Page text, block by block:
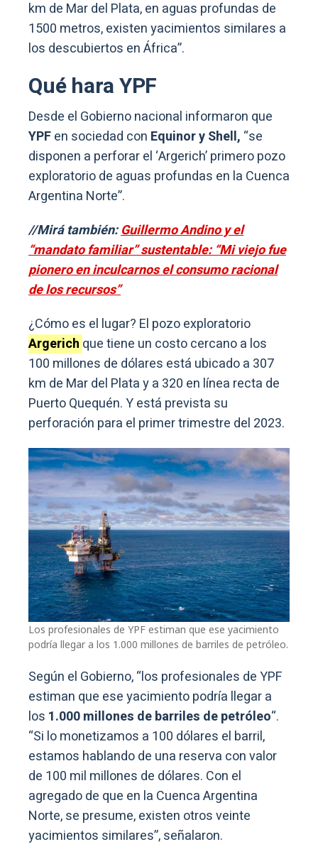
km de Mar del Plata, en aguas profundas de
1500 metros, existen yacimientos similares a
los descubiertos en África”.
Qué hara YPF
Desde el Gobierno nacional informaron que
YPFen sociedad con Equinor y Shell, “se
disponen a perforar el ‘Argerich’ primero pozo
exploratorio de aguas profundas en la Cuenca
Argentina Norte”.
//Mirá también:Guillermo Andino y el
“mandato familiar” sustentable: “Mi viejo fue
pionero en inculcarnos el consumo racional
de los recursos”
¿Cómo es el lugar? El pozo exploratorio
Argerich que tiene un costo cercano a los
100 millones de dólares está ubicado a 307
km de Mar del Plata y a 320 en línea recta de
Puerto Quequén. Y está prevista su
perforación para el primer trimestre del 2023.
Los profesionales de YPF estiman que ese yacimiento
podría llegar a los 1.000 millones de barriles de petróleo.
Según el Gobierno, “los profesionales de YPF
estiman que ese yacimiento podría llegar a
los 1.000 millones de barriles de petróleo“.
“Si lo monetizamos a 100 dólares el barril,
estamos hablando de una reserva con valor
de 100 mil millones de dólares. Con el
agregado de que en la Cuenca Argentina
Norte, se presume, existen otros veinte
yacimientos similares”, señalaron.